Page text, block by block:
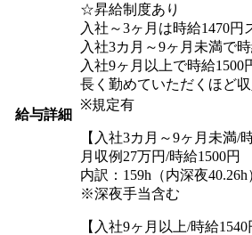
給与詳細
☆昇給制度あり
入社～3ヶ月は時給1470
入社3カ月～9ヶ月未満で
入社9ヶ月以上で時給
長く勤めていただくほど
※規定有
【入社3カ月～9ヶ月未満/
月収例27万円/時給1500円
内訳：159h（内深夜
※深夜手当含む
【入社9ヶ月以上/時給1540